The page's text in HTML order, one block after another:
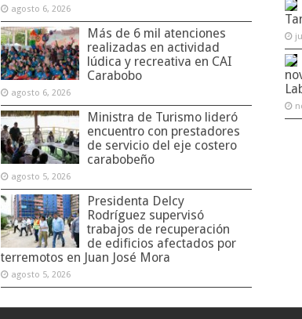
agosto 6, 2026
Más de 6 mil atenciones
realizadas en actividad
lúdica y recreativa en CAI
Carabobo
agosto 6, 2026
Ministra de Turismo lideró
encuentro con prestadores
de servicio del eje costero
carabobeño
agosto 5, 2026
Presidenta Delcy
Rodríguez supervisó
trabajos de recuperación
de edificios afectados por
terremotos en Juan José Mora
agosto 5, 2026